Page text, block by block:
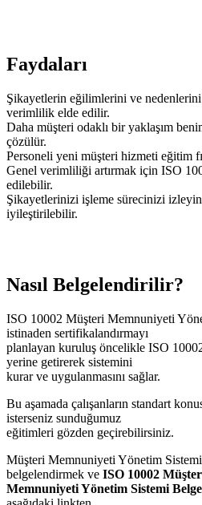
Faydaları
Şikayetlerin eğilimlerini ve
verimlilik elde edilir.
Daha müşteri odaklı bir yaklaşım
çözülür.
Personeli yeni müşteri hizmeti eğitim
Genel verimliliği artırmak için ISO
edilebilir.
Şikayetlerinizi işleme sürecinizi
iyileştirilebilir.
Nasıl Belgelendirilir?
ISO 10002 Müşteri Memnuniyeti
istinaden sertifikalandırmayı
planlayan kuruluş öncelikle ISO
yerine getirerek sistemini
kurar ve uygulanmasını sağlar.
Bu aşamada çalışanların standart
isterseniz sunduğumuz
eğitimleri gözden geçirebilirsiniz.
Müşteri Memnuniyeti Yönetim
belgelendirmek ve ISO 10002
Memnuniyeti Yönetim Sistemi